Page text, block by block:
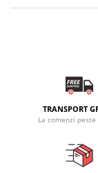
TRANSPORT
La comenzi peste